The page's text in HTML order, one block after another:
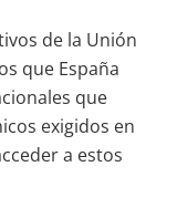
de la Unión
que España
que
exigidos en
a estos